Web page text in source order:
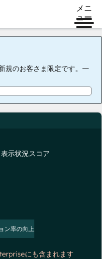
メニ
ュー
規のお客さま限定です。一
示状況スコア
ン率の向上
にも含まれます